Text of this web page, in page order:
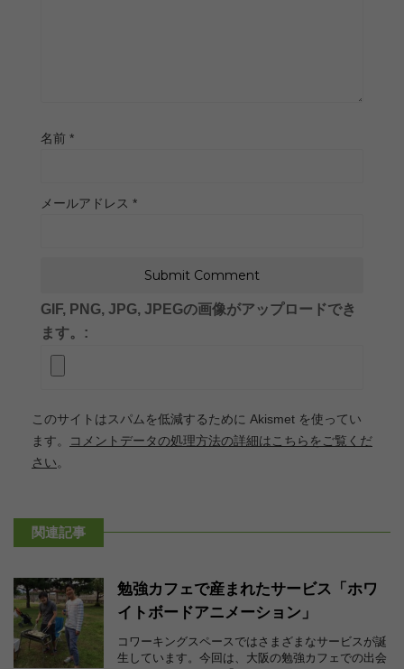
名前 *
メールアドレス *
GIF, PNG, JPG, JPEGの画像がアップロードでき
ます。:
このサイトはスパムを低減するために Akismet を使ってい
ます。
コメントデータの処理方法の詳細はこちらをご覧くだ
さい。
関連記事
勉強カフェで産まれたサービス「ホワ
イトボードアニメーション」
コワーキングスペースではさまざまなサービスが誕
生しています。今回は、大阪の勉強カフェでの出会